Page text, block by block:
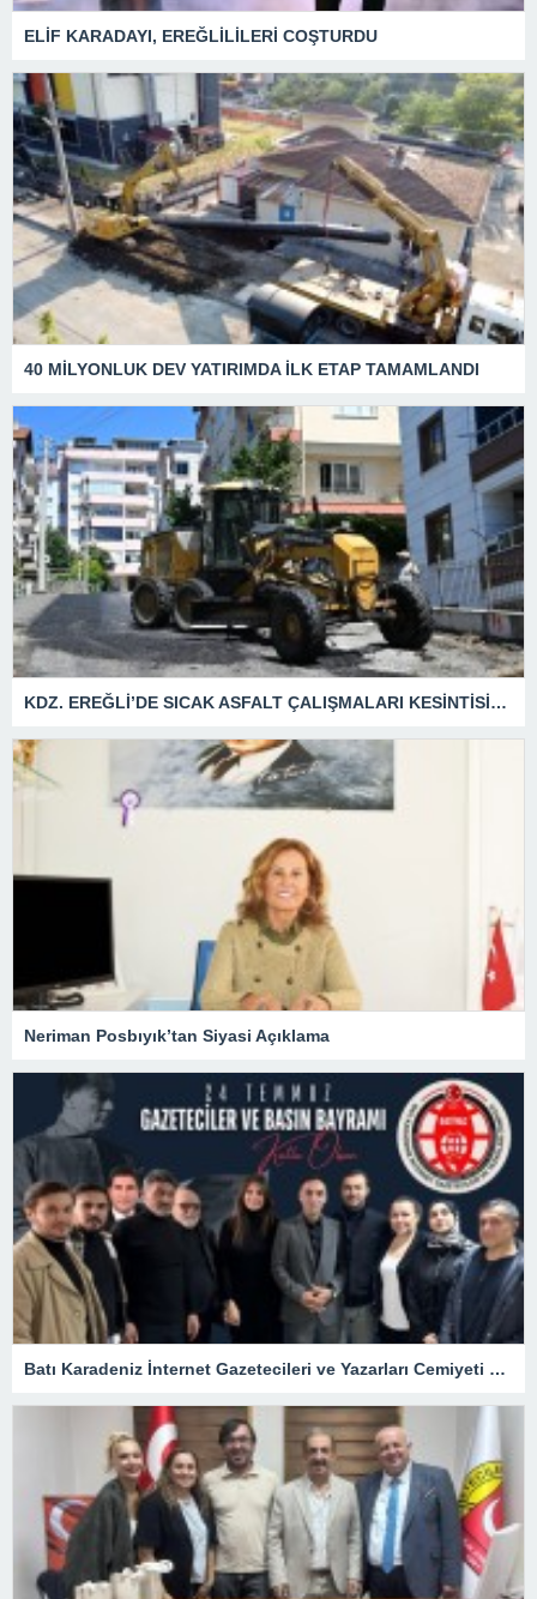
ELİF KARADAYI, EREĞLİLİLERİ COŞTURDU
40 MİLYONLUK DEV YATIRIMDA İLK ETAP TAMAMLANDI
KDZ. EREĞLİ’DE SICAK ASFALT ÇALIŞMALARI KESİNTİSİZ SÜRÜYOR
Neriman Posbıyık’tan Siyasi Açıklama
Batı Karadeniz İnternet Gazetecileri ve Yazarları Cemiyeti 24 Temmuz Basın Bayramını kutladı.